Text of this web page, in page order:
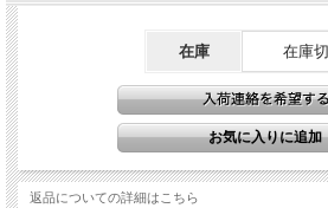
商品説明
※こちらは天然の水晶らしさを感じられるサシの
ジよりお買い求めください。
天然水晶 クリスタル
欠かせない石です。
クセが少なく、持つ人や組み合わせる石を選ばな
在庫 在庫
返品についての詳細はこちら